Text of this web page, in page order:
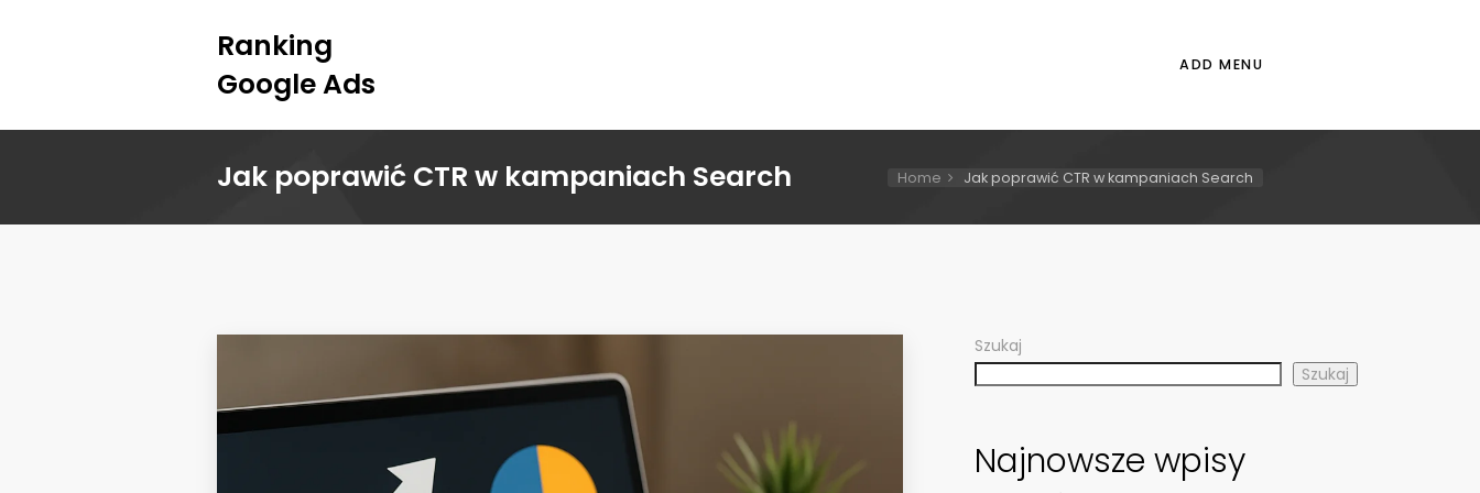
Ranking
Google Ads
ADD MENU
Jak poprawić CTR w kampaniach Search Home Jak poprawić CTR w kampaniach Search
Szukaj
Szukaj
Najnowsze wpisy